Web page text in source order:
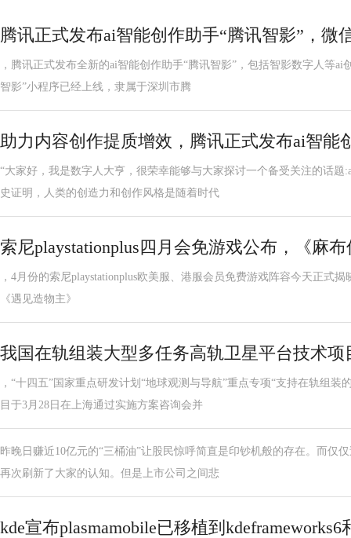
腾讯正式发布ai智能创作助手“腾讯智影”，微
，腾讯正式发布全新的ai智能创作助手“腾讯智影”，包括智影数字人等
智影”小程序已经上线，隶属于深圳市腾
助力内容创作提质增效，腾讯正式发布ai智能
“大家好，我是数字人大亨，很荣幸能够与大家探讨一个备受关注的话题
史证明，人类的创造力和创作风格是随着时代
索尼playstationplus四月会免游戏公布，《麻
，4月份的索尼playstationplus欧美服、港服会员免费游戏阵容今天正式
《遇见造物主》
我国在轨组装大型多任务高轨卫星平台技术项
，“十四五”国家重点研发计划“地球观测与导航”重点专项“支持在轨组装
目于3月28日在上海通过实施方案咨询会并
昨晚日赚近10亿元的“三桶油”让股民惊呼简直是印钞机般的存在。而仅
再次刷新了大家的认知。但是上市公司之间悲
kde宣布plasmamobile已移植到kdeframeworks6